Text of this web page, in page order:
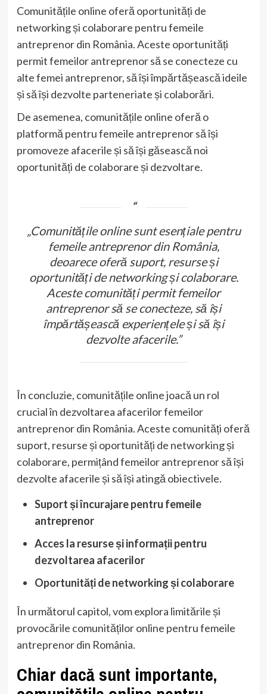
Comunitățile online oferă oportunități de
networking și colaborare pentru femeile
antreprenor din România. Aceste oportunități
permit femeilor antreprenor să se conecteze cu
alte femei antreprenor, să își împărtășească ideile
și să își dezvolte parteneriate și colaborări.
De asemenea, comunitățile online oferă o
platformă pentru femeile antreprenor să își
promoveze afacerile și să își găsească noi
oportunități de colaborare și dezvoltare.
„Comunitățile online sunt esențiale pentru
femeile antreprenor din România,
deoarece oferă suport, resurse și
oportunități de networking și colaborare.
Aceste comunități permit femeilor
antreprenor să se conecteze, să își
împărtășească experiențele și să își
dezvolte afacerile.”
În concluzie, comunitățile online joacă un rol
crucial în dezvoltarea afacerilor femeilor
antreprenor din România. Aceste comunități oferă
suport, resurse și oportunități de networking și
colaborare, permițând femeilor antreprenor să își
dezvolte afacerile și să își atingă obiectivele.
Suport și încurajare pentru femeile
antreprenor
Acces la resurse și informații pentru
dezvoltarea afacerilor
Oportunități de networking și colaborare
În următorul capitol, vom explora limitările și
provocările comunităților online pentru femeile
antreprenor din România.
Chiar dacă sunt importante,